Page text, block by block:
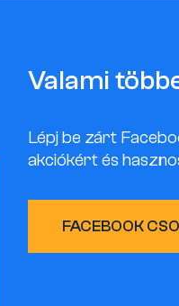
Valami
Lépj be zárt
akciókért és
FACEBOOK